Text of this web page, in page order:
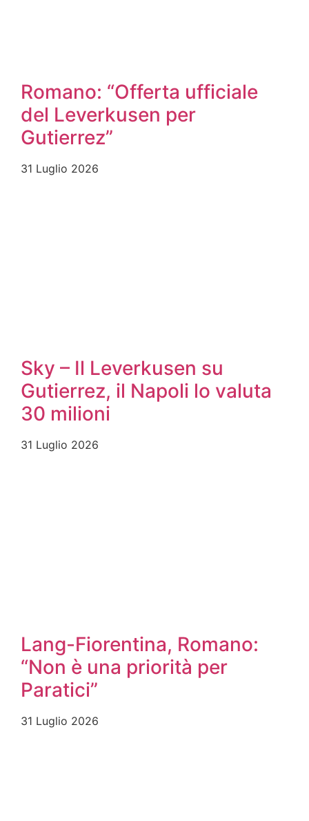
Romano: “Offerta ufficiale
del Leverkusen per
Gutierrez”
31 Luglio 2026
Sky – Il Leverkusen su
Gutierrez, il Napoli lo valuta
30 milioni
31 Luglio 2026
Lang-Fiorentina, Romano:
“Non è una priorità per
Paratici”
31 Luglio 2026